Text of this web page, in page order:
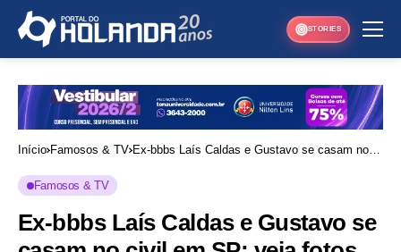
STORIES
Início Famosos & TV Ex-bbbs Laís Caldas e Gustavo se casam no
Famosos & TV
Ex-bbbs Laís Caldas e Gustavo se